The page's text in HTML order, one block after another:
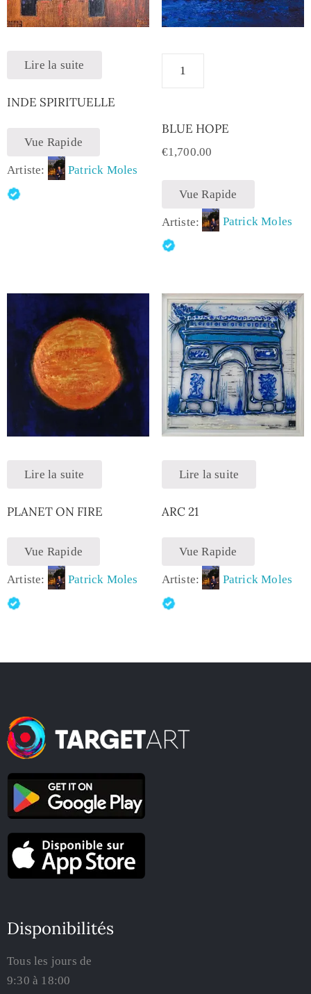
Lire la suite
INDE SPIRITUELLE
Vue Rapide
Artiste: Patrick Moles
BLUE HOPE
€1,700.00
Vue Rapide
Artiste: Patrick Moles
Lire la suite
PLANET ON FIRE
Vue Rapide
Artiste: Patrick Moles
Lire la suite
ARC 21
Vue Rapide
Artiste: Patrick Moles
Disponibilités
Tous les jours de
9:30 à 18:00